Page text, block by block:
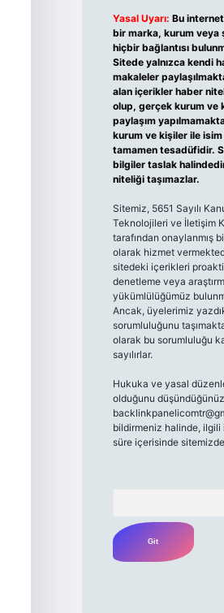
Yasal Uyarı: Bu
bir marka, kurum veya
hiçbir bağlantısı
Sitede yalnızca kendi
makaleler
alan içerikler haber
olup, gerçek kurum ve
paylaşım
kurum ve kişiler ile
tamamen tesadüfidir.
bilgiler taslak
niteliği taşımazlar.
Sitemiz, 5651 Sayılı
Teknolojileri ve İletişim
tarafından onaylanmış
olarak hizmet
sitedeki içerikleri
denetleme veya
yükümlülüğümüz
Ancak, üyelerimiz
sorumluluğunu
olarak bu sorumluluğu
sayılırlar.
Hukuka ve yasal
olduğunu
bildirmeniz halinde,
süre içerisinde